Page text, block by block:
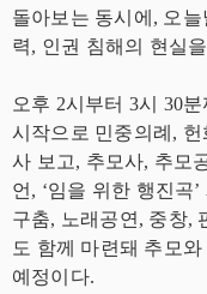
돌아보는 동시에, 오
력, 인권 침해의 현실
오후 2시부터 3시 30
시작으로 민중의례, 헌
사 보고, 추모사, 추모
언, ‘임을 위한 행진곡
구춤, 노래공연, 중창,
도 함께 마련돼 추모
예정이다.